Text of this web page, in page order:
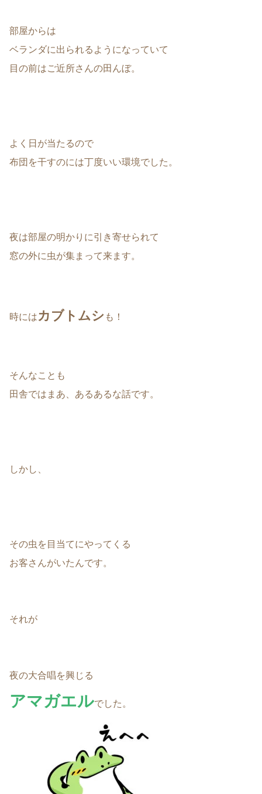
部屋からは
ベランダに出られるようになっていて
目の前はご近所さんの田んぼ。
よく日が当たるので
布団を干すのには丁度いい環境でした。
夜は部屋の明かりに引き寄せられて
窓の外に虫が集まって来ます。
時にはカブトムシ も！
そんなことも
田舎ではまあ、あるあるな話です。
しかし、
その虫を目当てにやってくる
お客さんがいたんです。
それが
夜の大合唱を興じる
アマガエルでした。